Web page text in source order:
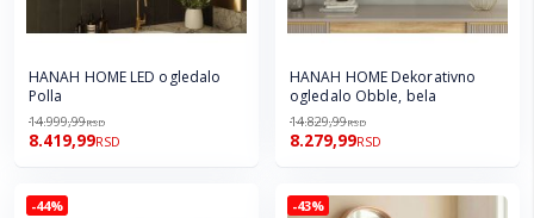
HANAH HOME LED ogledalo
Polla
14.999,99RSD
8.419,99RSD
HANAH HOME Dekorativno
ogledalo Obble, bela
14.829,99RSD
8.279,99RSD
-44% -43%